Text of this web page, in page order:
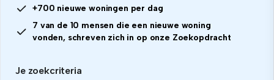
+700 nieuwe woningen per dag
7 van de 10 mensen die een nieuwe woning
vonden, schreven zich in op onze Zoekopdracht
Je zoekcriteria